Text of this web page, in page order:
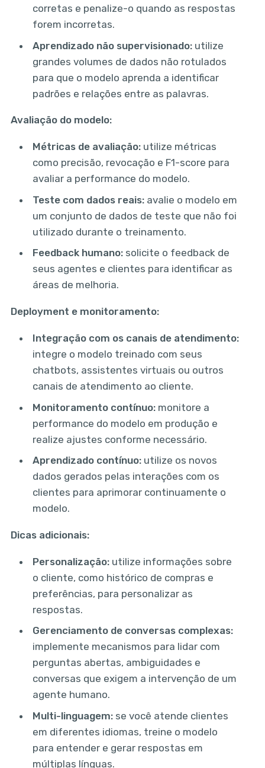
corretas e penalize-o quando as respostas
forem incorretas.
Aprendizado não supervisionado: utilize
grandes volumes de dados não rotulados
para que o modelo aprenda a identificar
padrões e relações entre as palavras.
Avaliação do modelo:
Métricas de avaliação: utilize métricas
como precisão, revocação e F1-score para
avaliar a performance do modelo.
Teste com dados reais: avalie o modelo em
um conjunto de dados de teste que não foi
utilizado durante o treinamento.
Feedback humano: solicite o feedback de
seus agentes e clientes para identificar as
áreas de melhoria.
Deployment e monitoramento:
Integração com os canais de atendimento:
integre o modelo treinado com seus
chatbots, assistentes virtuais ou outros
canais de atendimento ao cliente.
Monitoramento contínuo: monitore a
performance do modelo em produção e
realize ajustes conforme necessário.
Aprendizado contínuo: utilize os novos
dados gerados pelas interações com os
clientes para aprimorar continuamente o
modelo.
Dicas adicionais:
Personalização: utilize informações sobre
o cliente, como histórico de compras e
preferências, para personalizar as
respostas.
Gerenciamento de conversas complexas:
implemente mecanismos para lidar com
perguntas abertas, ambiguidades e
conversas que exigem a intervenção de um
agente humano.
Multi-linguagem: se você atende clientes
em diferentes idiomas, treine o modelo
para entender e gerar respostas em
múltiplas línguas.